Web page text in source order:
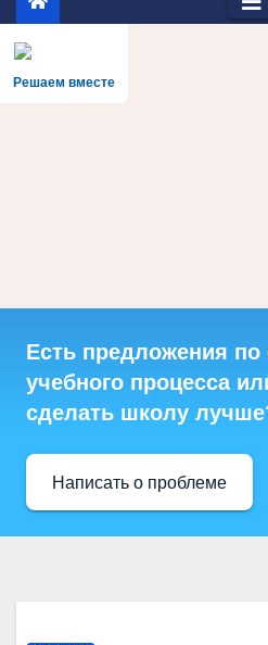
Решаем вместе
Есть предложения по
учебного процесса
сделать школу
Написать о проблеме